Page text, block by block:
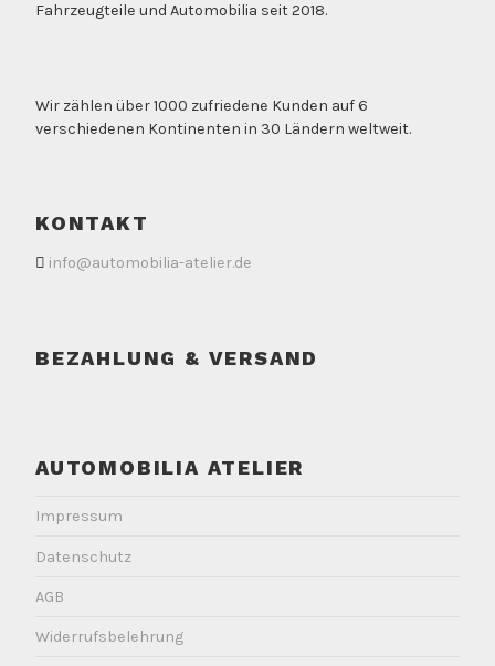
Fahrzeugteile und Automobilia seit 2018.
Wir zählen über 1000 zufriedene Kunden auf 6
verschiedenen Kontinenten in 30 Ländern weltweit.
KONTAKT
info@automobilia-atelier.de
BEZAHLUNG & VERSAND
AUTOMOBILIA ATELIER
Impressum
Datenschutz
AGB
Widerrufsbelehrung